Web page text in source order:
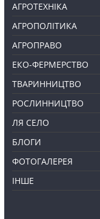
АГРОТЕХНІКА
АГРОПОЛІТИКА
АГРОПРАВО
ЕКО-ФЕРМЕРСТВО
ТВАРИННИЦТВО
РОСЛИННИЦТВО
ЛЯ СЕЛО
БЛОГИ
ФОТОГАЛЕРЕЯ
ІНШЕ